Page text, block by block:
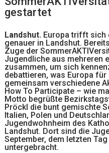
gestartet
Landshut. Europa trifft sich
genauer in Landshut.
Zuge der
Jugendliche aus mehreren
zusammen, um sich
debattieren, was Europa
gemeinsam verschiedene
How To Participate – wie
Motto begrüßte
Pröckl die bunt gemischte
Italien, Polen und
Jugendwohnheim des
Landshut. Dort sind die
September, dem letzten
untergebracht.